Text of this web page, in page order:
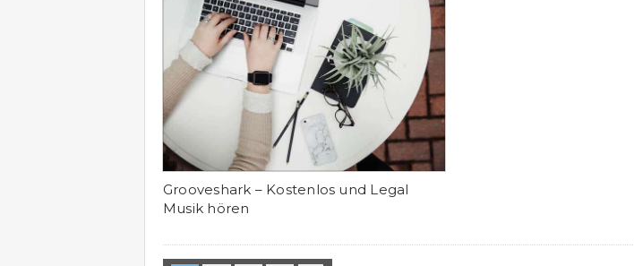
Grooveshark – Kostenlos und Legal
Musik hören